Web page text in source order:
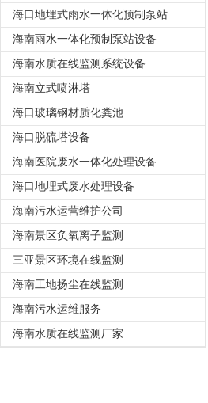
海口地埋式雨水一体化预制泵站
海南雨水一体化预制泵站设备
海南水质在线监测系统设备
海南立式喷淋塔
海口玻璃钢材质化粪池
海口脱硫塔设备
海南医院废水一体化处理设备
海口地埋式废水处理设备
海南污水运营维护公司
海南景区负氧离子监测
三亚景区环境在线监测
海南工地扬尘在线监测
海南污水运维服务
海南水质在线监测厂家